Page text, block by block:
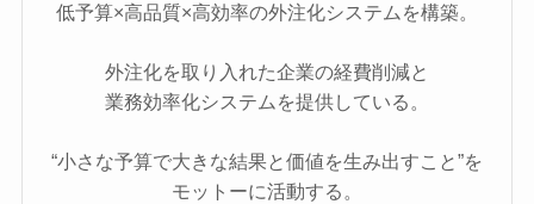
低予算×高品質×高効率の外注化システムを構築。
外注化を取り入れた企業の経費削減と
業務効率化システムを提供している。
“小さな予算で大きな結果と価値を生み出すこと”を
モットーに活動する。